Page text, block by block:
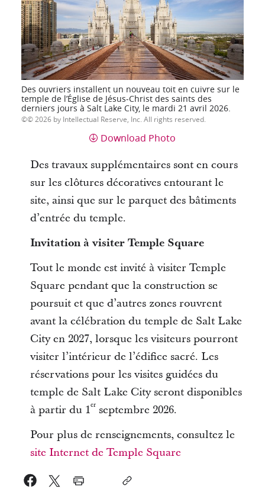
Des ouvriers installent un nouveau toit en cuivre sur le
temple de l’Église de Jésus-Christ des saints des
derniers jours à Salt Lake City, le mardi 21 avril 2026.
© 2026 by Intellectual Reserve, Inc. All rights reserved.
Download Photo
Des travaux supplémentaires sont en cours
sur les clôtures décoratives entourant le
site, ainsi que sur le parquet des bâtiments
d’entrée du temple.
Invitation à visiter Temple Square
Tout le monde est invité à visiter Temple
Square pendant que la construction se
poursuit et que d’autres zones rouvrent
avant la célébration du temple de Salt Lake
City en 2027, lorsque les visiteurs pourront
visiter l’intérieur de l’édifice sacré. Les
réservations pour les visites guidées du
temple de Salt Lake City seront disponibles
à partir du 1er septembre 2026.
Pour plus de renseignements, consultez le
site Internet de Temple Square